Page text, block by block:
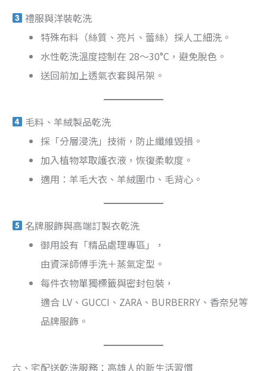
禮服與洋裝乾洗
特殊布料（絲質、亮片、蕾絲）採人工細洗。
水性乾洗溫度控制在 28～30°C，避免脫色。
送回前加上透氣衣套與吊架。
毛料、羊絨製品乾洗
採「分層浸洗」技術，防止纖維毀損。
加入植物萃取護衣液，恢復柔軟度。
適用：羊毛大衣、羊絨圍巾、毛背心。
名牌服飾與高端訂製衣乾洗
御用設有「精品處理專區」，
由資深師傅手洗＋蒸氣定型。
每件衣物單獨標籤與密封包裝，
適合 LV、GUCCI、ZARA、BURBERRY、香奈兒等
品牌服飾。
六、宅配送乾洗服務：高雄人的新生活習慣